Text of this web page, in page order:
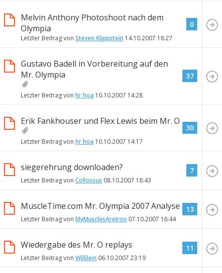
Melvin Anthony Photoshoot nach dem
Olympia
Letzter Beitrag von Steven Klippstein 14.10.2007 18:27
0
Gustavo Badell in Vorbereitung auf den
Mr. Olympia
Letzter Beitrag von hr hoa 10.10.2007 14:28
37
Erik Fankhouser und Flex Lewis beim Mr. O
Letzter Beitrag von hr hoa 10.10.2007 14:17
30
siegerehrung downloaden?
Letzter Beitrag von Collossus 08.10.2007 18:43
7
MuscleTime.com Mr. Olympia 2007 Analyse
Letzter Beitrag von MyMusclesAreIron 07.10.2007 16:44
13
Wiedergabe des Mr. O replays
Letzter Beitrag von Willilein 06.10.2007 23:19
11